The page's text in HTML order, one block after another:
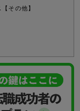
その他】